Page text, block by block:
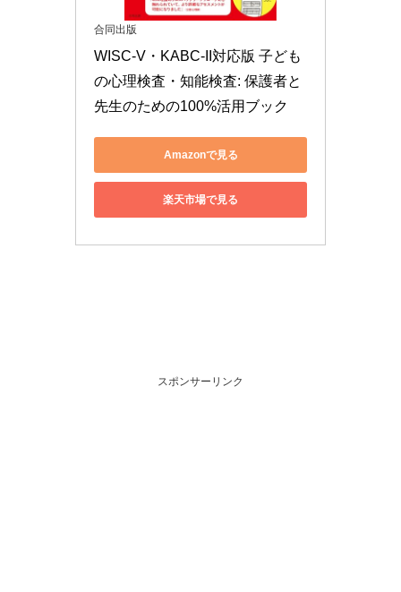
合同出版
WISC-V・KABC-II対応版 子ども
の心理検査・知能検査: 保護者と
先生のための100%活用ブック
Amazonで見る
楽天市場で見る
スポンサーリンク